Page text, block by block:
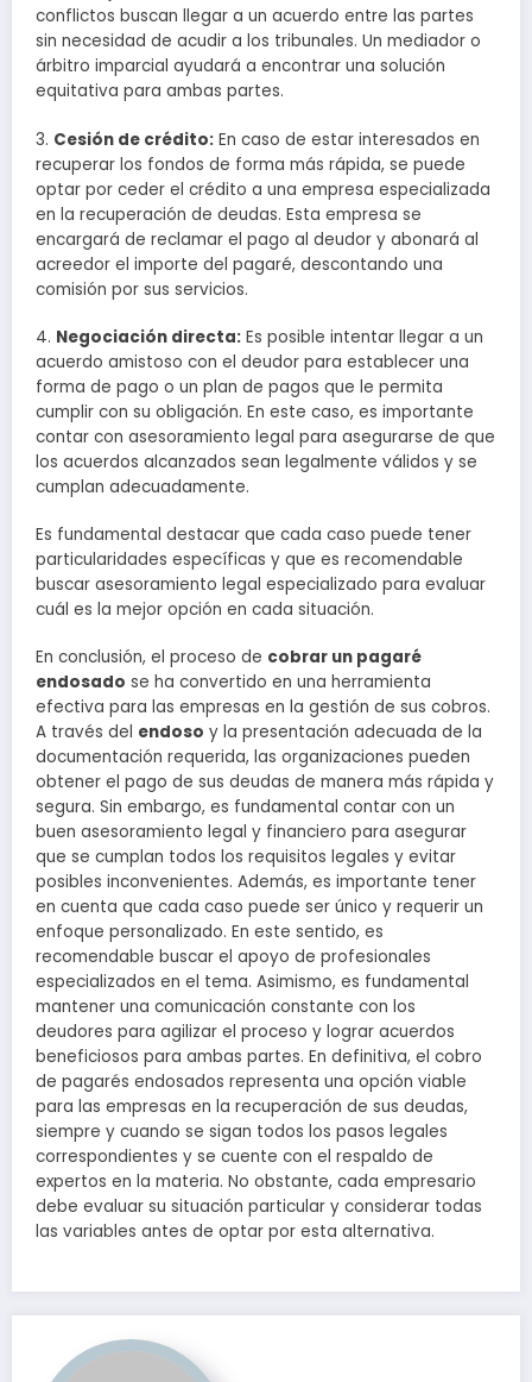
conflictos buscan llegar a un acuerdo entre las partes
sin necesidad de acudir a los tribunales. Un mediador o
árbitro imparcial ayudará a encontrar una solución
equitativa para ambas partes.
3. Cesión de crédito: En caso de estar interesados en
recuperar los fondos de forma más rápida, se puede
optar por ceder el crédito a una empresa especializada
en la recuperación de deudas. Esta empresa se
encargará de reclamar el pago al deudor y abonará al
acreedor el importe del pagaré, descontando una
comisión por sus servicios.
4. Negociación directa: Es posible intentar llegar a un
acuerdo amistoso con el deudor para establecer una
forma de pago o un plan de pagos que le permita
cumplir con su obligación. En este caso, es importante
contar con asesoramiento legal para asegurarse de que
los acuerdos alcanzados sean legalmente válidos y se
cumplan adecuadamente.
Es fundamental destacar que cada caso puede tener
particularidades específicas y que es recomendable
buscar asesoramiento legal especializado para evaluar
cuál es la mejor opción en cada situación.
En conclusión, el proceso de cobrar un pagaré
endosado se ha convertido en una herramienta
efectiva para las empresas en la gestión de sus cobros.
A través del endoso y la presentación adecuada de la
documentación requerida, las organizaciones pueden
obtener el pago de sus deudas de manera más rápida y
segura. Sin embargo, es fundamental contar con un
buen asesoramiento legal y financiero para asegurar
que se cumplan todos los requisitos legales y evitar
posibles inconvenientes. Además, es importante tener
en cuenta que cada caso puede ser único y requerir un
enfoque personalizado. En este sentido, es
recomendable buscar el apoyo de profesionales
especializados en el tema. Asimismo, es fundamental
mantener una comunicación constante con los
deudores para agilizar el proceso y lograr acuerdos
beneficiosos para ambas partes. En definitiva, el cobro
de pagarés endosados representa una opción viable
para las empresas en la recuperación de sus deudas,
siempre y cuando se sigan todos los pasos legales
correspondientes y se cuente con el respaldo de
expertos en la materia. No obstante, cada empresario
debe evaluar su situación particular y considerar todas
las variables antes de optar por esta alternativa.